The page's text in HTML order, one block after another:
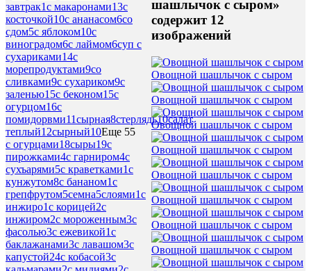
завтрак1с макаронами13с
косточкой10с ананасом6со
сдом5с яблоком10с
виноградом6с лаймом6суп с
сухариками14с
морепродуктами9со
сливками9с сухариком9с
заленью15с беконом15с
огурцом16с
помидорвми11сырная8стерлядь10салат
теплый12сырный10Еще 55
с огурцами18сыры19с
пирожками4с гарниром4с
сухъарями5с краветками1с
кунжутом8с бананом1с
грепфрутом5семна5слоями1с
инжиро1с корицей2с
инжиром2с мороженным3с
фасолью3с ежевикой1с
баклажанами3с лавашом3с
капустой24с кобасой3с
шашлычок с сыром»
содержит 12
изображений
Овощной шашлычок с сыром
Овощной шашлычок с сыром
Овощной шашлычок с сыром
Овощной шашлычок с сыром
Овощной шашлычок с сыром
Овощной шашлычок с сыром
Овощной шашлычок с сыром
Овощной шашлычок с сыром